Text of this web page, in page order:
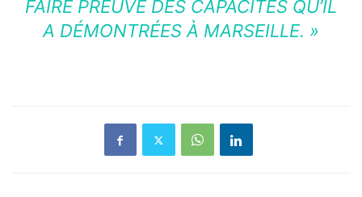
FAIRE PREUVE DES CAPACITÉS QU’IL
A DÉMONTRÉES À MARSEILLE. »